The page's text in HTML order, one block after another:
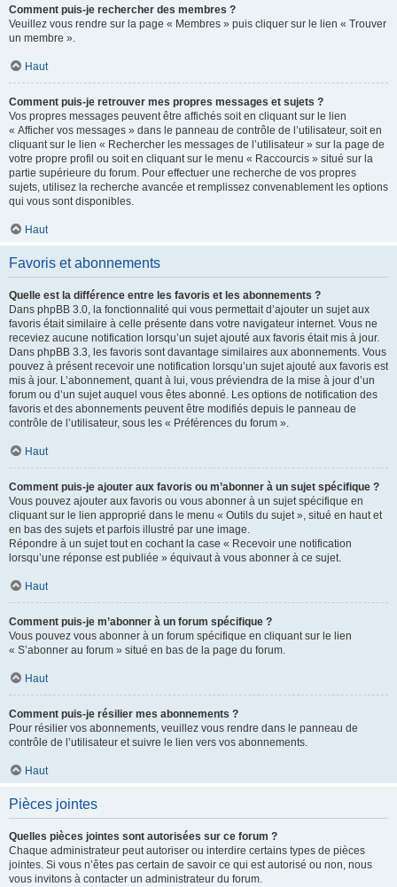
Comment puis-je rechercher des membres ?
Veuillez vous rendre sur la page « Membres » puis cliquer sur le lien « Trouver
un membre ».
Haut
Comment puis-je retrouver mes propres messages et sujets ?
Vos propres messages peuvent être affichés soit en cliquant sur le lien
« Afficher vos messages » dans le panneau de contrôle de l’utilisateur, soit en
cliquant sur le lien « Rechercher les messages de l’utilisateur » sur la page de
votre propre profil ou soit en cliquant sur le menu « Raccourcis » situé sur la
partie supérieure du forum. Pour effectuer une recherche de vos propres
sujets, utilisez la recherche avancée et remplissez convenablement les options
qui vous sont disponibles.
Haut
Favoris et abonnements
Quelle est la différence entre les favoris et les abonnements ?
Dans phpBB 3.0, la fonctionnalité qui vous permettait d’ajouter un sujet aux
favoris était similaire à celle présente dans votre navigateur internet. Vous ne
receviez aucune notification lorsqu’un sujet ajouté aux favoris était mis à jour.
Dans phpBB 3.3, les favoris sont davantage similaires aux abonnements. Vous
pouvez à présent recevoir une notification lorsqu’un sujet ajouté aux favoris est
mis à jour. L’abonnement, quant à lui, vous préviendra de la mise à jour d’un
forum ou d’un sujet auquel vous êtes abonné. Les options de notification des
favoris et des abonnements peuvent être modifiés depuis le panneau de
contrôle de l’utilisateur, sous les « Préférences du forum ».
Haut
Comment puis-je ajouter aux favoris ou m’abonner à un sujet spécifique ?
Vous pouvez ajouter aux favoris ou vous abonner à un sujet spécifique en
cliquant sur le lien approprié dans le menu « Outils du sujet », situé en haut et
en bas des sujets et parfois illustré par une image.
Répondre à un sujet tout en cochant la case « Recevoir une notification
lorsqu’une réponse est publiée » équivaut à vous abonner à ce sujet.
Haut
Comment puis-je m’abonner à un forum spécifique ?
Vous pouvez vous abonner à un forum spécifique en cliquant sur le lien
« S’abonner au forum » situé en bas de la page du forum.
Haut
Comment puis-je résilier mes abonnements ?
Pour résilier vos abonnements, veuillez vous rendre dans le panneau de
contrôle de l’utilisateur et suivre le lien vers vos abonnements.
Haut
Pièces jointes
Quelles pièces jointes sont autorisées sur ce forum ?
Chaque administrateur peut autoriser ou interdire certains types de pièces
jointes. Si vous n’êtes pas certain de savoir ce qui est autorisé ou non, nous
vous invitons à contacter un administrateur du forum.